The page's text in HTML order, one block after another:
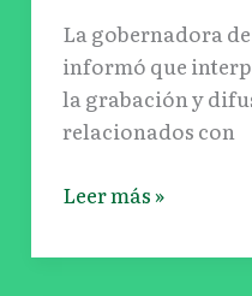
La gobernadora
informó que
la grabación y
relacionados con
Leer más »